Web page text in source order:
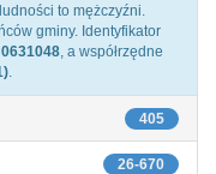
ludności to mężczyźni.
gminy. Identyfikator
0631048, a współrzędne
.
405
26-670